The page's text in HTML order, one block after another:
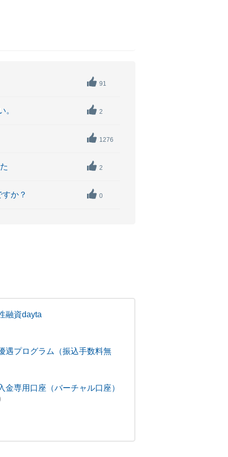
91
。 2
1276
2
か？ 0
融資dayta
遇プログラム（振込手数料無
金専用口座（バーチャル口座）